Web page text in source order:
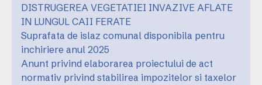
DISTRUGEREA VEGETATIEI INVAZIVE AFLATE
IN LUNGUL CAII FERATE
Suprafata de islaz comunal disponibila pentru
inchiriere anul 2025
Anunt privind elaborarea proiectului de act
normativ privind stabilirea impozitelor si taxelor